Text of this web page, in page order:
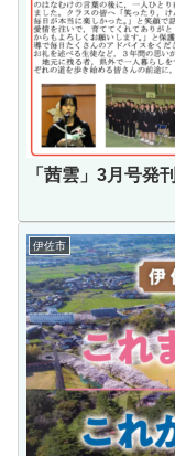
「茜雲」3月号発
伊佐市